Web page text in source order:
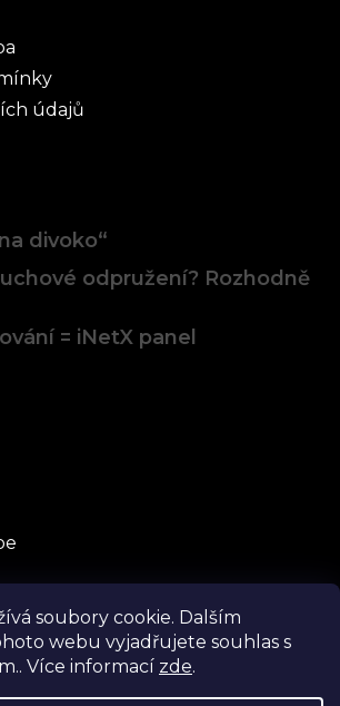
soubory cookie. Dalším
webu vyjadřujete souhlas s
Více informací zde.
údajů
divoko“
odpružení? Rozhodně
= iNetX panel